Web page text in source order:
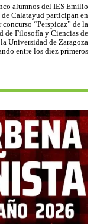
alumnos del IES Emilio
de Calatayud participan en
concurso “Perspicaz” de la
de Filosofía y Ciencias de
la Universidad de Zaragoza
entre los diez primeros